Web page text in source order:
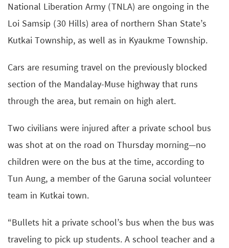
National Liberation Army (TNLA) are ongoing in the
Loi Samsip (30 Hills) area of northern Shan State’s
Kutkai Township, as well as in Kyaukme Township.
Cars are resuming travel on the previously blocked
section of the Mandalay-Muse highway that runs
through the area, but remain on high alert.
Two civilians were injured after a private school bus
was shot at on the road on Thursday morning—no
children were on the bus at the time, according to
Tun Aung, a member of the Garuna social volunteer
team in Kutkai town.
“Bullets hit a private school’s bus when the bus was
traveling to pick up students. A school teacher and a